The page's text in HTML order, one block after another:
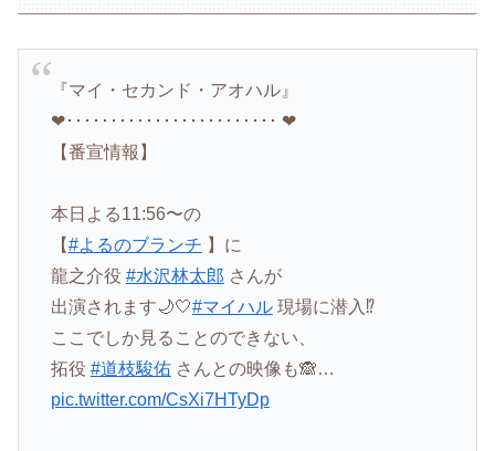
『マイ・セカンド・アオハル』
❤︎････････････････････････ ❤︎
【番宣情報】
本日よる11:56〜の
【#よるのブランチ 】に
龍之介役 #水沢林太郎 さんが
出演されます🌙🤍#マイハル現場に潜入⁉︎
ここでしか見ることのできない、
拓役 #道枝駿佑さんとの映像も🙈…
pic.twitter.com/CsXi7HTyDp